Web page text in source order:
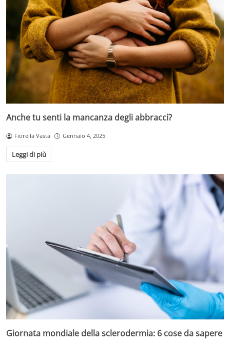
Anche tu senti la mancanza degli abbracci?
Fiorella Vasta Gennaio 4, 2025
Leggi di più
Giornata mondiale della sclerodermia: 6 cose da sapere